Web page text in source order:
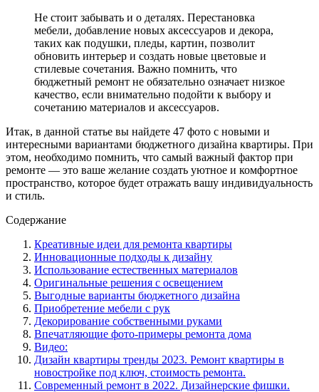
Не стоит забывать и о деталях. Перестановка
мебели, добавление новых аксессуаров и декора,
таких как подушки, пледы, картин, позволит
обновить интерьер и создать новые цветовые и
стилевые сочетания. Важно помнить, что
бюджетный ремонт не обязательно означает низкое
качество, если внимательно подойти к выбору и
сочетанию материалов и аксессуаров.
Итак, в данной статье вы найдете 47 фото с новыми и
интересными вариантами бюджетного дизайна квартиры. При
этом, необходимо помнить, что самый важный фактор при
ремонте — это ваше желание создать уютное и комфортное
пространство, которое будет отражать вашу индивидуальность
и стиль.
Содержание
Креативные идеи для ремонта квартиры
Инновационные подходы к дизайну
Использование естественных материалов
Оригинальные решения с освещением
Выгодные варианты бюджетного дизайна
Приобретение мебели с рук
Декорирование собственными руками
Впечатляющие фото-примеры ремонта дома
Видео:
Дизайн квартиры тренды 2023. Ремонт квартиры в
новостройке под ключ, стоимость ремонта.
Современный ремонт в 2022. Дизайнерские фишки.